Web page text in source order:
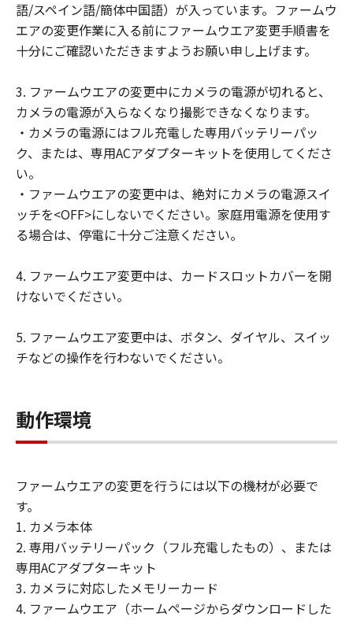
てはなりません。
帰属
は、その内容によりキヤノンまたはキヤノ
ンのライセンサーに帰属します。
著作権表示
お客様は、「許諾ソフトウェア」に含まれ
るキヤノンまたはキヤノンのライセンサー
の著作権表示を変更し、除去しまたは削除
してはなりません。
キヤノン、キヤノンの子会社、キヤノンの
関連会社、それらの販売代理店および販売
「許諾ソフトウェア」のメンテナンスおよ
びお客様による「許諾ソフトウェア」の使
正またはサポートの提供ついて、いかなる
責任も負うものではありません。
お客様は、日本国政府または該当国の政府
諾ソフトウェア」の全部または一部を、直
接または間接に輸出してはなりません。
保証の否認・免責
(1) 「許諾ソフトウェア」は、『現状有
語/スペイン語/簡体中国語）が入っています。ファームウ
エアの変更作業に入る前にファームウエア変更手順書を
十分にご確認いただきますようお願い申し上げます。
3. ファームウエアの変更中にカメラの電源が切れると、
カメラの電源が入らなくなり撮影できなくなります。
・カメラの電源にはフル充電した専用バッテリーパッ
ク、または、専用ACアダプターキットを使用してくださ
い。
・ファームウエアの変更中は、絶対にカメラの電源スイ
ッチを<OFF>にしないでください。家庭用電源を使用す
る場合は、停電に十分ご注意ください。
4. ファームウエア変更中は、カードスロットカバーを開
けないでください。
5. ファームウエア変更中は、ボタン、ダイヤル、スイッ
チなどの操作を行わないでください。
動作環境
ファームウエアの変更を行うには以下の機材が必要で
す。
1. カメラ本体
2. 専用バッテリーパック（フル充電したもの）、または
専用ACアダプターキット
3. カメラに対応したメモリーカード
4. ファームウエア（ホームページからダウンロードした